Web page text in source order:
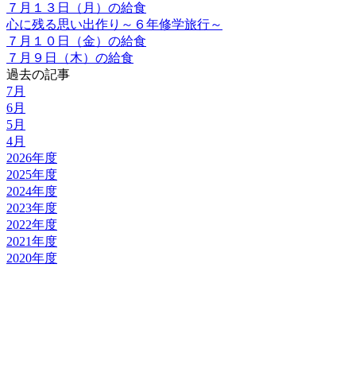
７月１３日（月）の給食
心に残る思い出作り～６年修学旅行～
７月１０日（金）の給食
７月９日（木）の給食
過去の記事
7月
6月
5月
4月
2026年度
2025年度
2024年度
2023年度
2022年度
2021年度
2020年度